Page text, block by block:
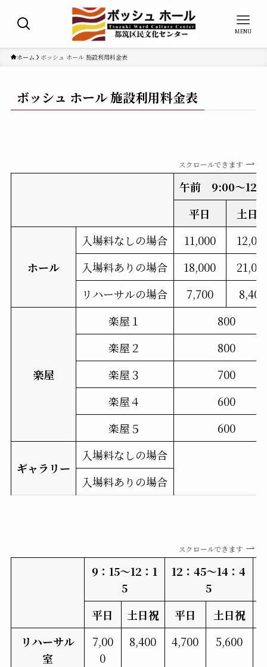
MENU
ホーム ボッシュ ホール 施設利用料金表
ボッシュ ホール 施設利用料金表
スクロールできます
午前9:00～
平日
土日
ホール
入場料なしの場合 11,000
入場料ありの場合
18,000
リハーサルの場合 7,700 8,400
楽屋
楽屋 １
800
楽屋 ２
800
楽屋３
700
楽屋４
600
楽屋５ 600
ギャラリー
入場料なしの場合
入場料ありの場合
スクロールできます
9：15～12：1
5
12：45～14：4
5
平日 土日祝 平日 土日祝
リハーサル
室
7,00
0
8,400 4,700 5,600